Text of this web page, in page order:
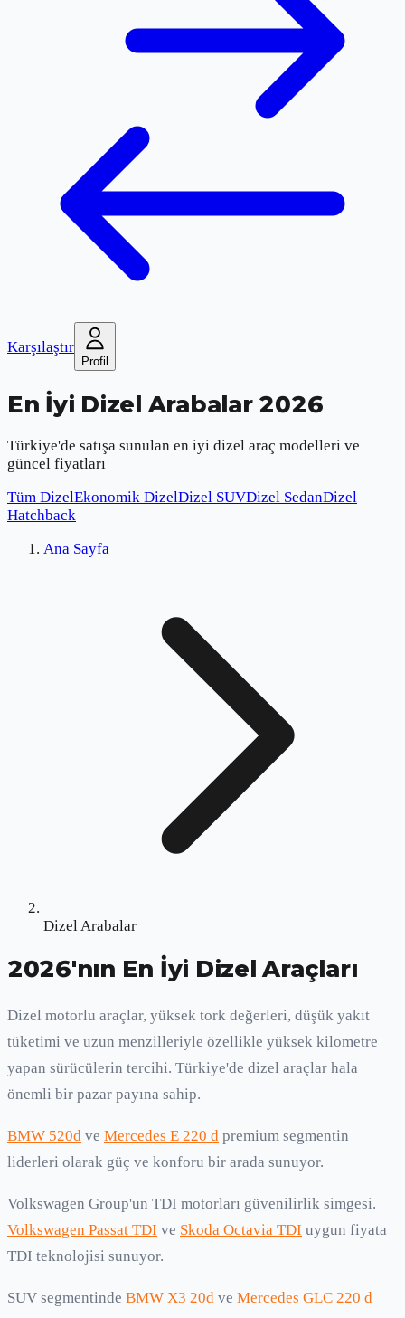
Karşılaştır
Profil
En İyi Dizel Arabalar 2026
Türkiye'de satışa sunulan en iyi dizel araç modelleri ve
güncel fiyatları
Tüm DizelEkonomik DizelDizel SUVDizel SedanDizel
Hatchback
Ana Sayfa
Dizel Arabalar
2026'nın En İyi Dizel Araçları
Dizel motorlu araçlar, yüksek tork değerleri, düşük yakıt
tüketimi ve uzun menzilleriyle özellikle yüksek kilometre
yapan sürücülerin tercihi. Türkiye'de dizel araçlar hala
önemli bir pazar payına sahip.
BMW 520d ve Mercedes E 220 d premium segmentin
liderleri olarak güç ve konforu bir arada sunuyor.
Volkswagen Group'un TDI motorları güvenilirlik simgesi.
Volkswagen Passat TDI ve Skoda Octavia TDI uygun fiyata
TDI teknolojisi sunuyor.
SUV segmentinde BMW X3 20d ve Mercedes GLC 220 d